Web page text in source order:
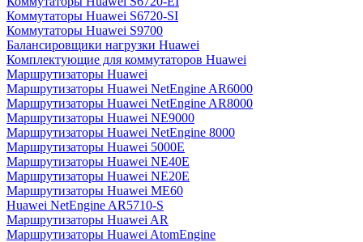
Коммутаторы Huawei S6720-SI
Коммутаторы Huawei S9700
Балансировщики нагрузки Huawei
Комплектующие для коммутаторов Huawei
Маршрутизаторы Huawei
Маршрутизаторы Huawei NetEngine AR6000
Маршрутизаторы Huawei NetEngine AR8000
Маршрутизаторы Huawei NE9000
Маршрутизаторы Huawei NetEngine 8000
Маршрутизаторы Huawei 5000E
Маршрутизаторы Huawei NE40E
Маршрутизаторы Huawei NE20E
Маршрутизаторы Huawei ME60
Huawei NetEngine AR5710-S
Маршрутизаторы Huawei AR
Маршрутизаторы Huawei AtomEngine